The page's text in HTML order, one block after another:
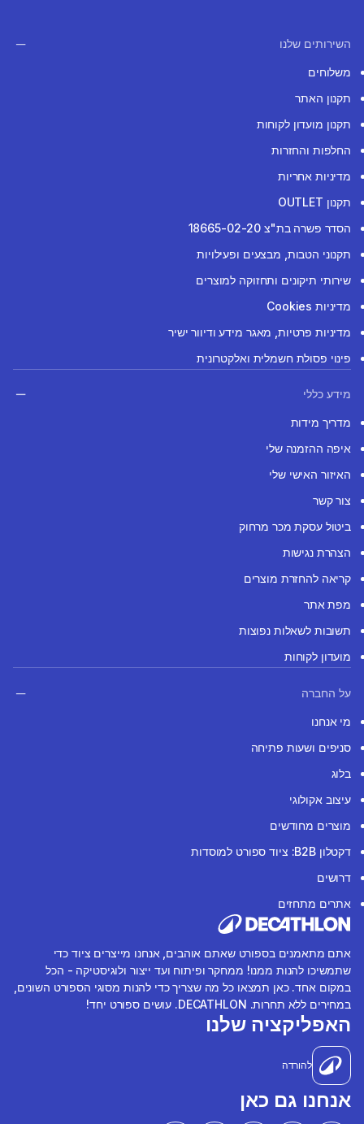
השירותים שלנו
משלוחים
תקנון האתר
תקנון מועדון לקוחות
החלפות והחזרות
מדיניות אחריות
תקנון OUTLET
הסדר פשרה בת"צ 18665-02-20
תקנוני הטבות, מבצעים ופעילויות
שירותי תיקונים ותחזוקה למוצרים
מדיניות Cookies
מדיניות פרטיות, מאגר מידע ודיוור ישיר
פינוי פסולת חשמלית ואלקטרונית
מידע כללי
מדריך מידות
איפה ההזמנה שלי
האיזור האישי שלי
צור קשר
ביטול עסקת מכר מרחוק
הצהרת נגישות
קריאה להחזרת מוצרים
מפת אתר
תשובות לשאלות נפוצות
מועדון לקוחות
על החברה
מי אנחנו
סניפים ושעות פתיחה
בלוג
עיצוב אקולוגי
מוצרים מחודשים
דקטלון B2B: ציוד ספורט למוסדות
דרושים
אתרים מתחזים
אתם מתאמנים בספורט שאתם אוהבים, אנחנו מייצרים ציוד כדי
שתמשיכו להנות ממנו! ממחקר ופיתוח ועד ייצור ולוגיסטיקה - הכל
במקום אחד. כאן תמצאו כל מה שצריך כדי להנות מסוגי הספורט השונים,
במחירים ללא תחרות. DECATHLON. עושים ספורט יחד!
האפליקציה שלנו
להורדה
אנחנו גם כאן